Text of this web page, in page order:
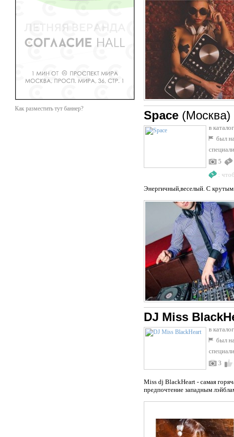
Как разместить тут баннер?
Space (Москва)
в
был
5
:
Энергичный,веселый. С
DJ Miss
в
был
3
Miss dj BlackHeart - самая
предпочтение западным